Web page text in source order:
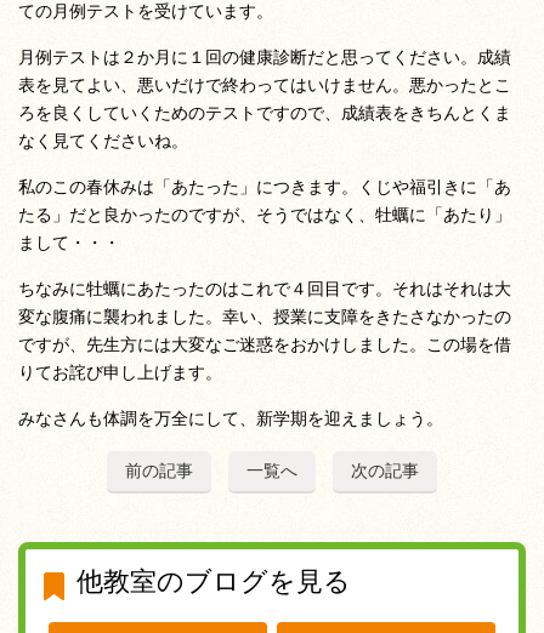
ての月例テストを受けています。
月例テストは２か月に１回の健康診断だと思ってください。成績
表を見てよい、悪いだけで終わってはいけません。悪かったとこ
ろを良くしていくためのテストですので、成績表をきちんとくま
なく見てくださいね。
私のこの春休みは「あたった」につきます。くじや福引きに「あ
たる」だと良かったのですが、そうではなく、牡蠣に「あたり」
まして・・・
ちなみに牡蠣にあたったのはこれで４回目です。それはそれは大
変な腹痛に襲われました。幸い、授業に支障をきたさなかったの
ですが、先生方には大変なご迷惑をおかけしました。この場を借
りてお詫び申し上げます。
みなさんも体調を万全にして、新学期を迎えましょう。
前の記事 一覧へ 次の記事
他教室のブログを見る